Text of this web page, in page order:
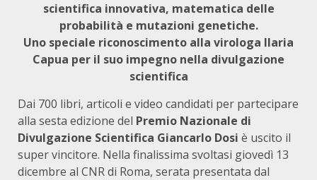
scientifica innovativa, matematica delle
probabilità e mutazioni genetiche.
Uno speciale riconoscimento alla virologa Ilaria
Capua per il suo impegno nella divulgazione
scientifica
Dai 700 libri, articoli e video candidati per partecipare
alla sesta edizione del Premio Nazionale di
Divulgazione Scientifica Giancarlo Dosi è uscito il
super vincitore. Nella finalissima svoltasi giovedì 13
dicembre al CNR di Roma, serata presentata dal